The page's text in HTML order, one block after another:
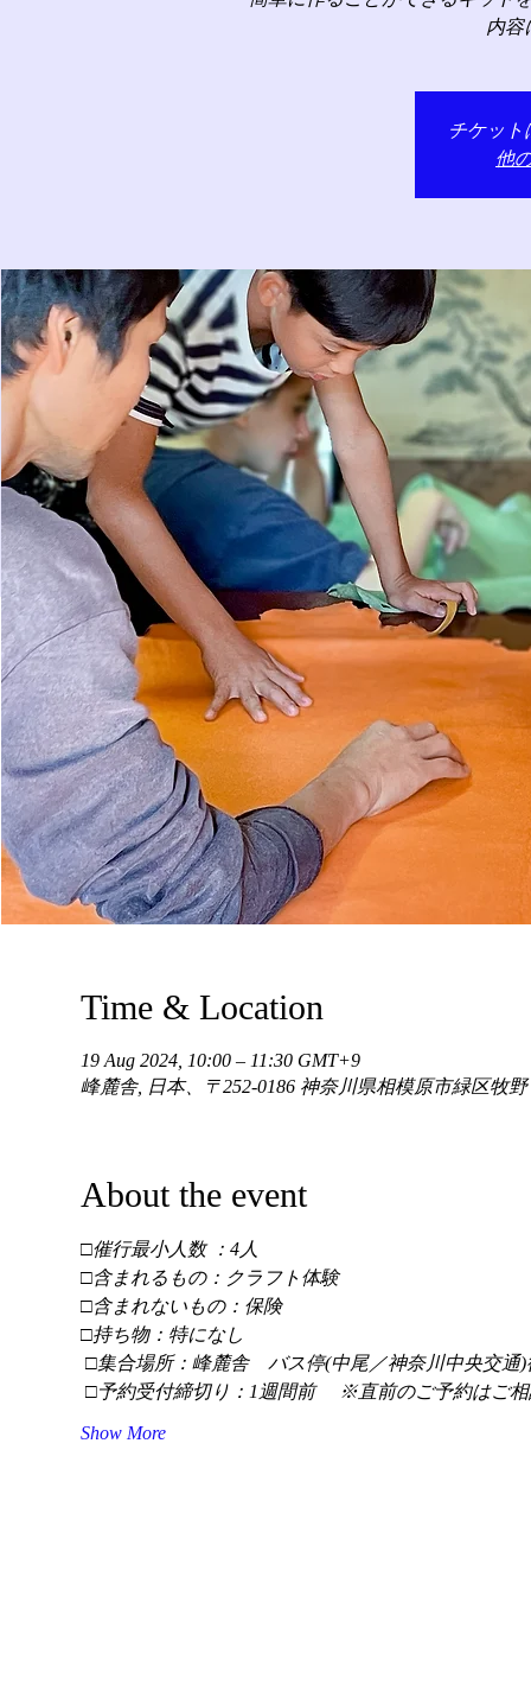
内容
チケット
他
Time & Location
19 Aug 2024, 10:00 – 11:30 GMT+9
峰麓舎, 日本、〒252-0186 神奈川県相模原市緑区牧
About the event
□催行最小人数 ：4人
□含まれるもの：クラフト体験
□含まれないもの：保険
□持ち物：特になし
□集合場所：峰麓舎　バス停(中尾／神奈川中央交通)
□予約受付締切り：1週間前 　※直前のご予約はご
Show More